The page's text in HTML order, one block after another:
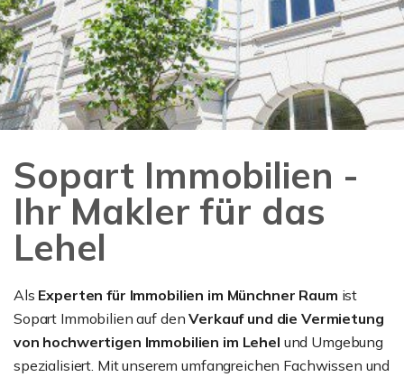
Sopart Immobilien -
Ihr Makler für das
Lehel
Als Experten für Immobilien im Münchner Raum ist
Sopart Immobilien auf denVerkauf und die Vermietung
von hochwertigen Immobilien im Lehel und Umgebung
spezialisiert. Mit unserem umfangreichen Fachwissen und